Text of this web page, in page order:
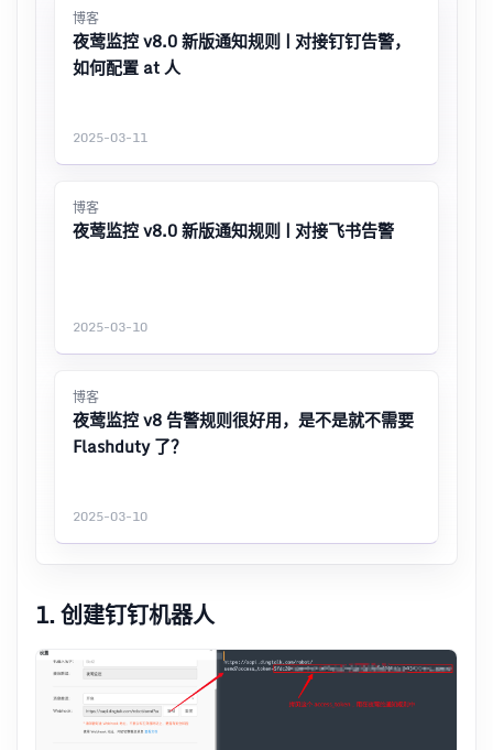
博客
夜莺监控 v8.0 新版通知规则 | 对接钉钉告警，
如何配置 at 人
2025-03-11
博客
夜莺监控 v8.0 新版通知规则 | 对接飞书告警
2025-03-10
博客
夜莺监控 v8 告警规则很好用，是不是就不需要
Flashduty 了？
2025-03-10
1. 创建钉钉机器人